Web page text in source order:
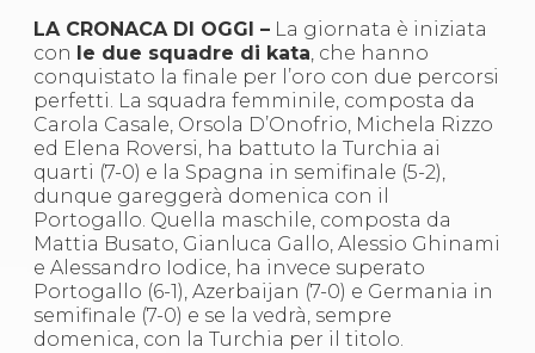
Contatti
News
Cookies Accept
Newsletter
Catalogo formativo
Webinar
Corsi Monotematici
Corsi di Specializzazione
Corsi FIJLKAM-FISDIR
Corsi Preparatore Fisico
Edutraining class - Didattica infantile
Corso dirigenti sportivi
Corso Direttore di Gara
Abilitazioni
LA CRONACA DI OGGI – La giornata è iniziata
con
le due squadre di kata, che hanno
conquistato la finale per l’oro con due percorsi
perfetti. La squadra femminile, composta da
Carola Casale, Orsola D’Onofrio, Michela Rizzo
ed Elena Roversi, ha battuto la Turchia ai
quarti (7-0) e la Spagna in semifinale (5-2),
dunque gareggerà domenica con il
Portogallo. Quella maschile, composta da
Mattia Busato, Gianluca Gallo, Alessio Ghinami
e Alessandro Iodice, ha invece superato
Portogallo (6-1), Azerbaijan (7-0) e Germania in
semifinale (7-0) e se la vedrà, sempre
domenica, con la Turchia per il titolo.